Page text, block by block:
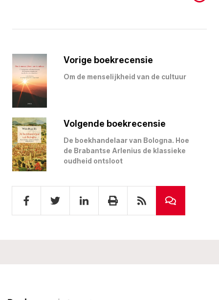
Vorige boekrecensie
Om de menselijkheid van de cultuur
Volgende boekrecensie
De boekhandelaar van Bologna. Hoe
de Brabantse Arlenius de klassieke
oudheid ontsloot